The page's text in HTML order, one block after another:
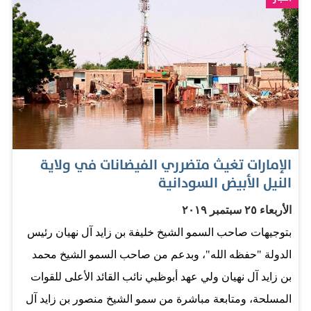
الإمارات تغيث متضرري الفيضانات في ولاية
النيل الأبيض السودانية
الأربعاء ٢٥ سبتمبر ٢٠١٩
بتوجيهات صاحب السمو الشيخ خليفة بن زايد آل نهيان رئيس
الدولة "حفظه الله"، وبدعم من صاحب السمو الشيخ محمد
بن زايد آل نهيان ولي عهد أبوظبي نائب القائد الأعلى للقوات
المسلحة، ومتابعة مباشرة من سمو الشيخ منصور بن زايد آل